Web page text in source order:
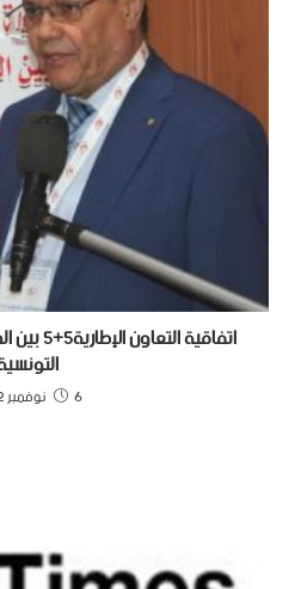
اتفاقية
6 نوفمبر 2022